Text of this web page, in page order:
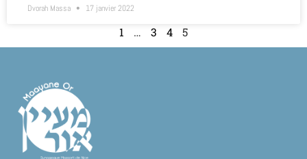
Dvorah Massa 17 janvier 2022
1 … 3 4 5